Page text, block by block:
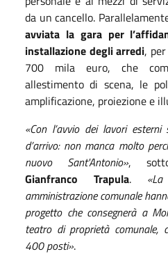
da un cancello.
avviata la gara per
installazione degli arredi,
700 mila euro, che
allestimento di scena, le
amplificazione, proiezione e
«Con l’avvio dei lavori
d’arrivo: non manca molto
nuovo Sant'Antonio»,
Gianfranco Trapula.
amministrazione comunale
progetto che consegnerà a
teatro di proprietà comunale,
400 posti».